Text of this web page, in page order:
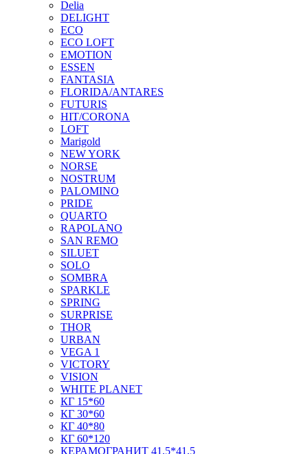
Delia
DELIGHT
ECO
ECO LOFT
EMOTION
ESSEN
FANTASIA
FLORIDA/ANTARES
FUTURIS
HIT/CORONA
LOFT
Marigold
NEW YORK
NORSE
NOSTRUM
PALOMINO
PRIDE
QUARTO
RAPOLANO
SAN REMO
SILUET
SOLO
SOMBRA
SPARKLE
SPRING
SURPRISE
THOR
URBAN
VEGA 1
VICTORY
VISION
WHITE PLANET
КГ 15*60
КГ 30*60
КГ 40*80
КГ 60*120
КЕРАМОГРАНИТ 41,5*41,5